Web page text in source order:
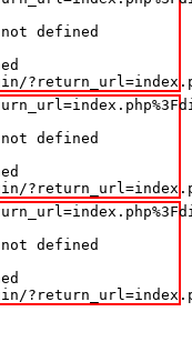
defined
defined
defined